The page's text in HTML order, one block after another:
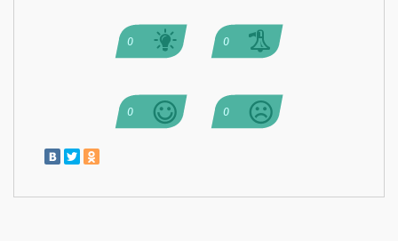
0 0
0 0